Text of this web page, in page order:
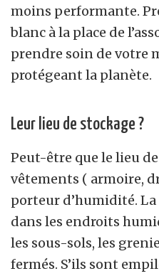
moins performante.
blanc à la place de
prendre soin de votre
protégeant la planète.
Leur lieu de stockage ?
Peut-être que le lieu
vêtements ( armoire,
porteur d’humidité.
dans les endroits
les sous-sols, les
fermés. S’ils sont